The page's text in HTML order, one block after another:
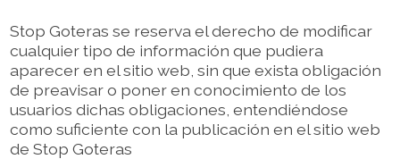
Stop Goteras se reserva el derecho de modificar
cualquier tipo de información que pudiera
aparecer en el sitio web, sin que exista obligación
de preavisar o poner en conocimiento de los
usuarios dichas obligaciones, entendiéndose
como suficiente con la publicación en el sitio web
de Stop Goteras